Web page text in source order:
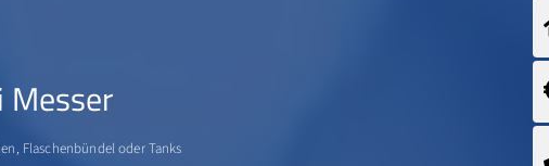
Messer
Flaschenbündel oder Tanks